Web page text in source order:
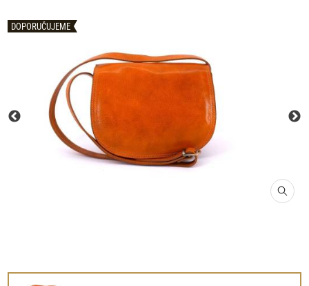
DOPORUČUJEME
DOPORUČUJEME
DOPORUČUJEME
DOPORUČUJEME
DOPORUČUJEME
DOPORUČUJEME
DOPORUČUJEME
DOPORUČUJEME
DOPORUČUJEME
DOPORUČUJEME
DOPORUČUJEME